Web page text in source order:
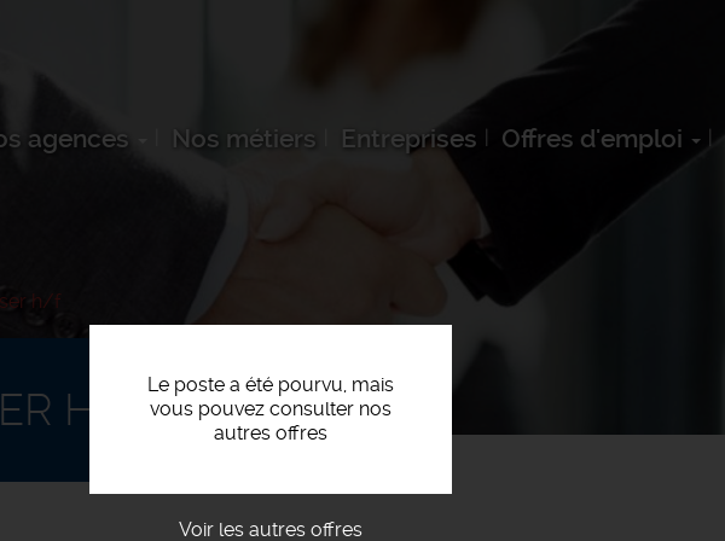
agences Nos métiers Entreprises Offres d'emploi
h/f
Le poste a été pourvu, mais
vous pouvez consulter nos
autres offres
Voir les autres offres
H/F